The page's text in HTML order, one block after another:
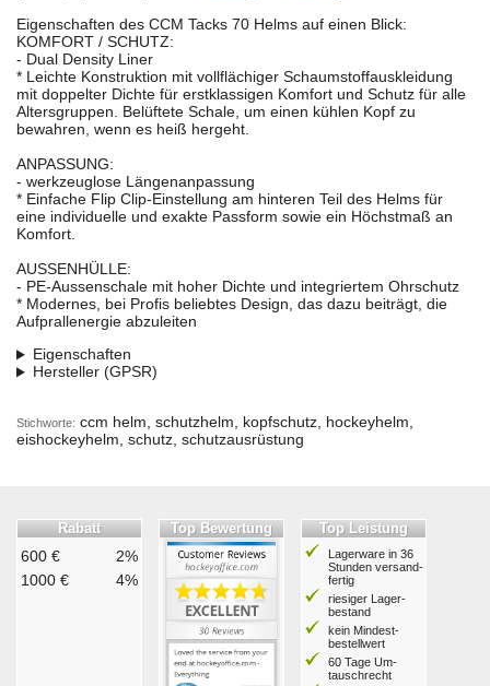
Eigenschaften des CCM Tacks 70 Helms auf einen Blick:
KOMFORT / SCHUTZ:
- Dual Density Liner
* Leichte Konstruktion mit vollflächiger Schaumstoffauskleidung
mit doppelter Dichte für erstklassigen Komfort und Schutz für alle
Altersgruppen. Belüftete Schale, um einen kühlen Kopf zu
bewahren, wenn es heiß hergeht.
ANPASSUNG:
- werkzeuglose Längenanpassung
* Einfache Flip Clip-Einstellung am hinteren Teil des Helms für
eine individuelle und exakte Passform sowie ein Höchstmaß an
Komfort.
AUSSENHÜLLE:
- PE-Aussenschale mit hoher Dichte und integriertem Ohrschutz
* Modernes, bei Profis beliebtes Design, das dazu beiträgt, die
Aufprallenergie abzuleiten
Eigenschaften
Hersteller (GPSR)
Stichworte: ccm helm, schutzhelm, kopfschutz, hockeyhelm,
eishockeyhelm, schutz, schutzausrüstung
Rabatt
600 €
2%
1000 €
4%
Top Bewertung Top Leistung
Lagerware in 36
Stunden ver­sand­
fertig
riesiger Lager­
bestand
kein Mindest­
bestell­wert
60 Tage Um­
tausch­recht